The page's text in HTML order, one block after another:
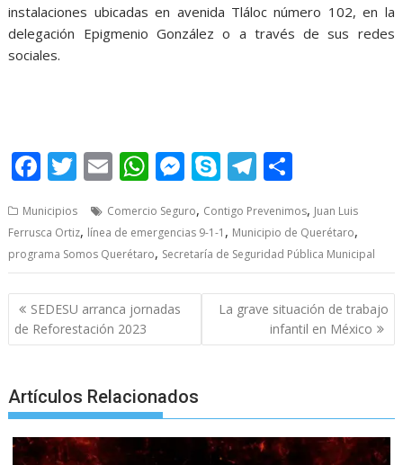
instalaciones ubicadas en avenida Tláloc número 102, en la
delegación Epigmenio González o a través de sus redes
sociales.
F
e
b
o
o
k
T
itt
er
E
ai
l
W
at
s
A
p
p
M
ss
e
n
er
S
y
p
e
T
e
gr
a
m
ar
e
Municipios Comercio Seguro, Contigo Prevenimos, Juan Luis
Ferrusca Ortiz, línea de emergencias 9-1-1 , Municipio de Querétaro,
programa Somos Querétaro, Secretaría de Seguridad Pública Municipal
Post
navigation
SEDESU arranca jornadas
de Reforestación 2023
La grave situación de trabajo
infantil en México
Artículos Relacionados